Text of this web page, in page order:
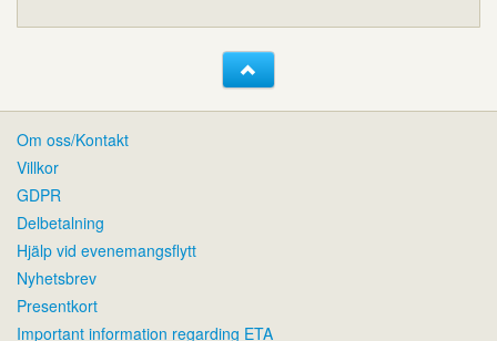
Om oss/Kontakt
Villkor
GDPR
Delbetalning
Hjälp vid evenemangsflytt
Nyhetsbrev
Presentkort
Important information regarding ETA